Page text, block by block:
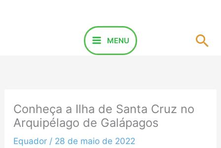
MENU
Conheça a Ilha de Santa Cruz no
Arquipélago de Galápagos
Equador/ 28 de maio de 2022